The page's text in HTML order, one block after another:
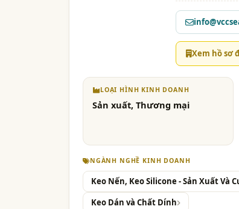
Xem hồ sơ
LOẠI HÌNH KINH DOANH
Sản xuất, Thương mại
NGÀNH NGHỀ KINH DOANH
Keo Nến, Keo Silicone - Sản Xuất Và
Keo Dán và Chất Dính